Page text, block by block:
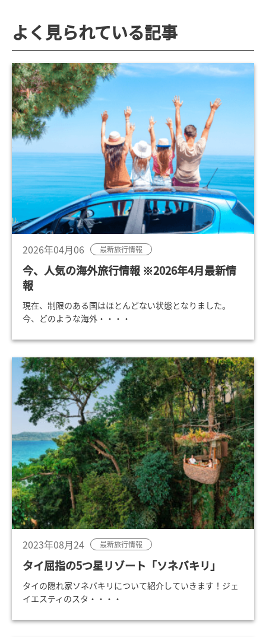
よく見られている記事
2026年04月06 最新旅行情報
今、人気の海外旅行情報 ※2026年4月最新情
報
現在、制限のある国はほとんどない状態となりました。
今、どのような海外・・・・
2023年08月24 最新旅行情報
タイ屈指の5つ星リゾート「ソネバキリ」
タイの隠れ家ソネバキリについて紹介していきます！ジェ
イエスティのスタ・・・・